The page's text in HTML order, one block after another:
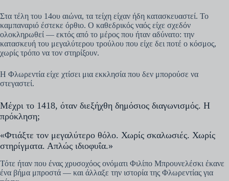
Στα τέλη του 14ου αιώνα, τα τείχη είχαν ήδη κατασκευαστεί. Το
καμπαναριό έστεκε όρθιο. Ο καθεδρικός ναός είχε σχεδόν
ολοκληρωθεί — εκτός από το μέρος που ήταν αδύνατο: την
κατασκευή του μεγαλύτερου τρούλου που είχε δει ποτέ ο κόσμος,
χωρίς τρόπο να τον στηρίξουν.
Η Φλωρεντία είχε χτίσει μια εκκλησία που δεν μπορούσε να
στεγαστεί.
Μέχρι το 1418, όταν διεξήχθη δημόσιος διαγωνισμός. Η
πρόκληση;
«Φτιάξτε τον μεγαλύτερο θόλο. Χωρίς σκαλωσιές. Χωρίς
στηρίγματα. Απλώς ιδιοφυΐα.»
Τότε ήταν που ένας χρυσοχόος ονόματι Φιλίπο Μπρουνελέσκι έκανε
ένα βήμα μπροστά — και άλλαξε την ιστορία της Φλωρεντίας για